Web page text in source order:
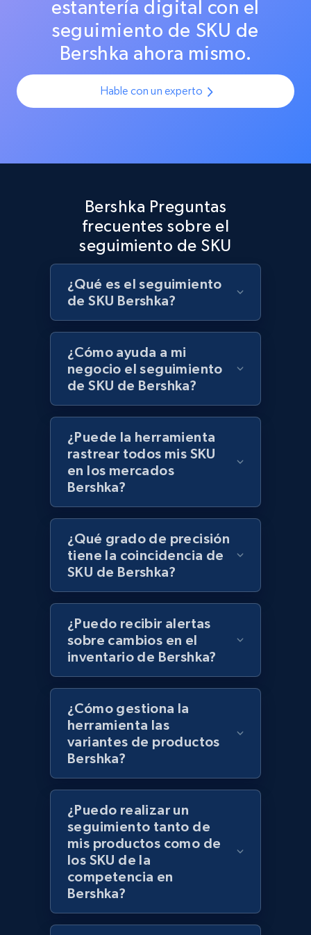
Best Buy products
products using specified keywords
URL, Product id, Title, Images, Final price,
Currency, Discount, Initial price, and more.
1.1K+ 149+ Comenzar ahora
Lowes.com
URL, Domain, Marketplace pn, Sku, Other pn,
Model number, Gtin ean pn, Product name, and
more.
991+ 162+ Comenzar ahora
Lowes.com - Gather data on products using
specified keywords
URL, Domain, Marketplace pn, Sku, Other pn,
Model number, Gtin ean pn, Product name, and
Lowes.com - Collect records by category
URL, Domain, Marketplace pn, Sku, Other pn,
Model number, Gtin ean pn, Product name, and
Lazada - Products
URL, Title, Rating, Reviews, Initial price, Final
price, Currency, Stock, and more.
988+ 160+ Comenzar ahora
maximizar las ventas.
estantería digital con el
seguimiento de SKU de
Bershka ahora mismo.
Hable con un experto
Bershka Preguntas
frecuentes sobre el
seguimiento de SKU
¿Qué es el seguimiento
de SKU Bershka?
¿Cómo ayuda a mi
negocio el seguimiento
de SKU de Bershka?
¿Puede la herramienta
rastrear todos mis SKU
en los mercados
Bershka?
¿Qué grado de precisión
tiene la coincidencia de
SKU de Bershka?
¿Puedo recibir alertas
sobre cambios en el
inventario de Bershka?
¿Cómo gestiona la
herramienta las
variantes de productos
Bershka?
¿Puedo realizar un
seguimiento tanto de
mis productos como de
los SKU de la
competencia en
Bershka?